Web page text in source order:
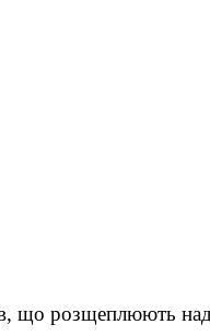
що розщеплюють